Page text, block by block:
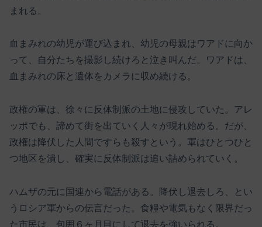
まれる。
血まみれの幼児が運び込まれ、幼児の母親はワアドに向か
って、自分たちを撮影し続けろと泣き叫んだ。ワアドは、
血まみれの床と遺体をカメラに収め続ける。
政権の軍は、徐々に反体制派の土地に侵攻していた。アレ
ッポでも、諦めて街を出ていく人々が現れ始める。だが、
政権は降伏した人間ですらも殺すという。軍はひとつひと
つ地区を潰し、確実に反体制派は追い詰められていく。
ハムザの元に国連から電話がある。降伏し退去しろ、とい
うロシア軍からの伝言だった。食糧や電気もなく限界だっ
た市民は、包囲６ヶ月目にして退去を強いられる。